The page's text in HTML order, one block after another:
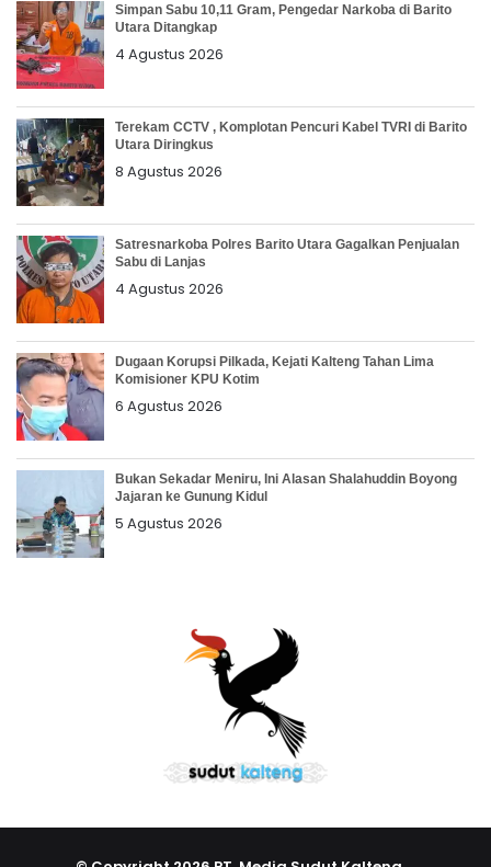
Simpan Sabu 10,11 Gram, Pengedar Narkoba di Barito
Utara Ditangkap
4 Agustus 2026
Terekam CCTV , Komplotan Pencuri Kabel TVRI di Barito
Utara Diringkus
8 Agustus 2026
Satresnarkoba Polres Barito Utara Gagalkan Penjualan
Sabu di Lanjas
4 Agustus 2026
Dugaan Korupsi Pilkada, Kejati Kalteng Tahan Lima
Komisioner KPU Kotim
6 Agustus 2026
Bukan Sekadar Meniru, Ini Alasan Shalahuddin Boyong
Jajaran ke Gunung Kidul
5 Agustus 2026